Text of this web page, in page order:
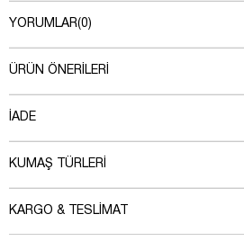
YORUMLAR(0)
ÜRÜN ÖNERILERI
İADE
KUMAŞ TÜRLERI
KARGO & TESLIMAT